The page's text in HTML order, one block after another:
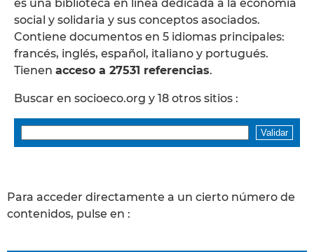
es una biblioteca en línea dedicada a la economía
social y solidaria y sus conceptos asociados.
Contiene documentos en 5 idiomas principales:
francés, inglés, español, italiano y portugués.
Tienen acceso a 27531 referencias.
Buscar en socioeco.org y 18 otros sitios :
Para acceder directamente a un cierto número de
contenidos, pulse en :